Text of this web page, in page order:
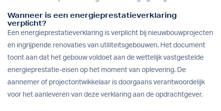
Wanneer is een energieprestatieverklaring
verplicht?
Een energieprestatieverklaring is verplicht bij nieuwbouwprojecten
en ingrijpende renovaties van utiliteitsgebouwen. Het document
toont aan dat het gebouw voldoet aan de wettelijk vastgestelde
energieprestatie-eisen op het moment van oplevering. De
aannemer of projectontwikkelaar is doorgaans verantwoordelijk
voor het aanleveren van deze verklaring aan de opdrachtgever.